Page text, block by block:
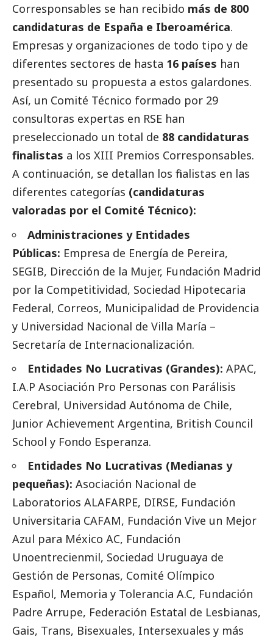
Corresponsables se han recibido más de 800
candidaturas de España e Iberoamérica.
Empresas y organizaciones de todo tipo y de
diferentes sectores de hasta 16 países han
presentado su propuesta a estos galardones.
Así, un Comité Técnico formado por 29
consultoras expertas en RSE han
preseleccionado un total de 88 candidaturas
finalistas a los XIII Premios Corresponsables.
A continuación, se detallan los finalistas en las
diferentes categorías (candidaturas
valoradas por el Comité Técnico):
Administraciones y Entidades
Públicas: Empresa de Energía de Pereira,
SEGIB, Dirección de la Mujer, Fundación Madrid
por la Competitividad, Sociedad Hipotecaria
Federal, Correos, Municipalidad de Providencia
y Universidad Nacional de Villa María –
Secretaría de Internacionalización.
Entidades No Lucrativas (Grandes): APAC,
I.A.P Asociación Pro Personas con Parálisis
Cerebral, Universidad Autónoma de Chile,
Junior Achievement Argentina, British Council
School y Fondo Esperanza.
Entidades No Lucrativas (Medianas y
pequeñas): Asociación Nacional de
Laboratorios ALAFARPE, DIRSE, Fundación
Universitaria CAFAM, Fundación Vive un Mejor
Azul para México AC, Fundación
Unoentrecienmil, Sociedad Uruguaya de
Gestión de Personas, Comité Olímpico
Español, Memoria y Tolerancia A.C, Fundación
Padre Arrupe, Federación Estatal de Lesbianas,
Gais, Trans, Bisexuales, Intersexuales y más